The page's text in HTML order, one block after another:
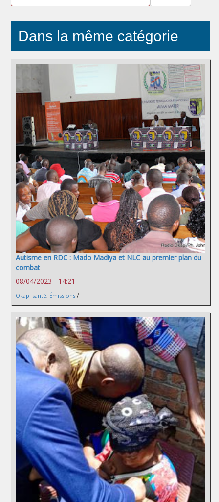
Dans la même catégorie
Autisme en RDC : Mado Madiya et NLC au premier plan du
combat
08/04/2023 - 14:21
Okapi santé, Émissions /